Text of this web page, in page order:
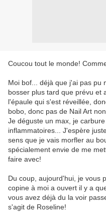
Coucou tout le monde!
Moi bof... déjà que j'ai pas pu
bosser plus tard que prévu et
l'épaule qui s'est réveillée,
bobo, donc pas de Nail Art
Je déguste un max, je
inflammatoires... J'espère
sens que je vais morfler au
spécialement envie de me
faire avec!
Du coup, aujourd'hui, je vous
copine à moi a ouvert il y a
vous avez déjà du la voir
s'agit de Roseline!